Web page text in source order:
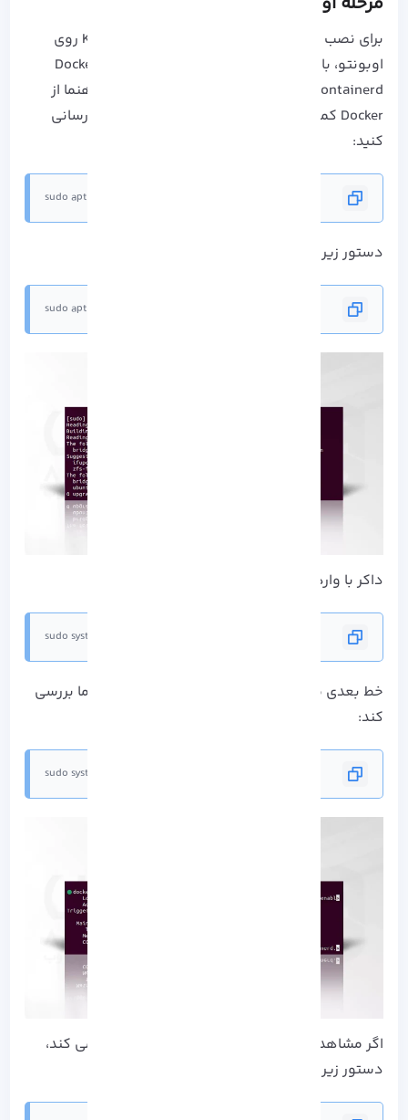
برای نصب Kubernetes در مراحل نصب Kubernetes روی
اوبونتو، باید موتور کانتینری سازگار با CRI مانند Docker
،Containerd یا CRI-O داشته باشیم که در این راهنما از
Docker کمک میگیریم. ابتدا لیست داکرها را بروز رسانی
کنید:
sudo apt update
دستور زیر را برای نصب Docker وارد کنید:
sudo apt install docker.io -y
داکر با وارد کردن خط زیر فعال می شود:
sudo systemctl enable docker
خط بعدی می تواند نحوه کارکرد Docker را برای شما بررسی
کند:
sudo systemctl status docker
اگر مشاهده کردید که Docker در حال حاضر کار نمی کند،
دستور زیر را بکار ببرید: